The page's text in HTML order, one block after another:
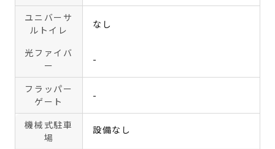
ユニバーサ
ルトイレ
なし
光ファイバ
ー
-
フラッパー
ゲート
-
機械式駐車
場
設備なし